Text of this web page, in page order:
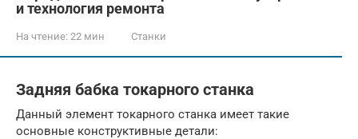
и технология ремонта
На чтение: 22 мин Станки
Задняя бабка токарного станка
Данный элемент токарного станка имеет такие
основные конструктивные детали: